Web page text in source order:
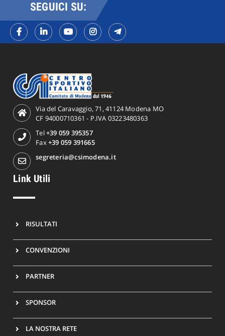
SEGUICI SU:
Via del Caravaggio, 71, 41124 Modena MO
CF 94000710361 - P.IVA 03223480363
Tel+39 059 395357
Fax+39 059 391665
segreteria@csimodena.it
Link Utili
RISULTATI
CONVENZIONI
PARTNER
SPONSOR
LA NOSTRA RETE